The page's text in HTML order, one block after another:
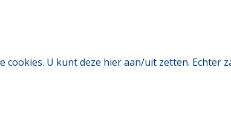
U kunt deze hier aan/uit zetten. Echter